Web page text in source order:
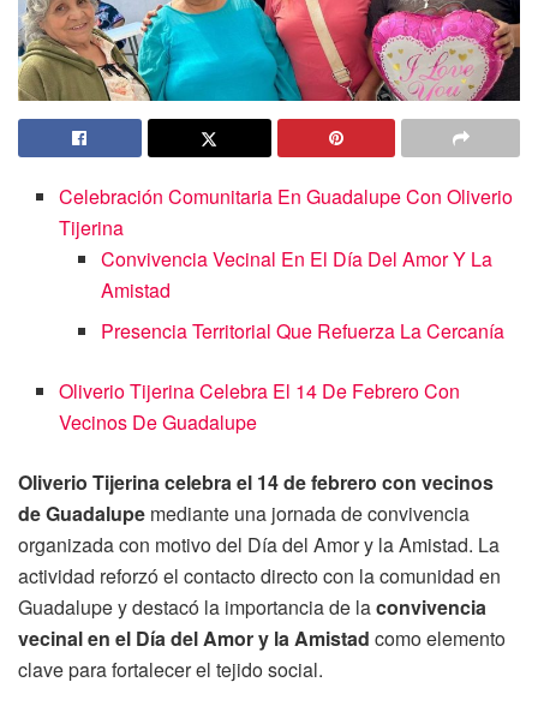
Celebración Comunitaria En Guadalupe Con Oliverio
Tijerina
Convivencia Vecinal En El Día Del Amor Y La
Amistad
Presencia Territorial Que Refuerza La Cercanía
Oliverio Tijerina Celebra El 14 De Febrero Con
Vecinos De Guadalupe
Oliverio Tijerina celebra el 14 de febrero con vecinos
de Guadalupe mediante una jornada de convivencia
organizada con motivo del Día del Amor y la Amistad. La
actividad reforzó el contacto directo con la comunidad en
Guadalupe y destacó la importancia de laconvivencia
vecinal en el Día del Amor y la Amistad como elemento
clave para fortalecer el tejido social.